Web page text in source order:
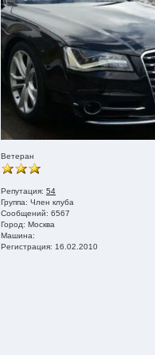
Ветеран
Репутация: 54
Группа: Член клуба
Сообщений: 6567
Город: Москва
Машина:
Регистрация: 16.02.2010